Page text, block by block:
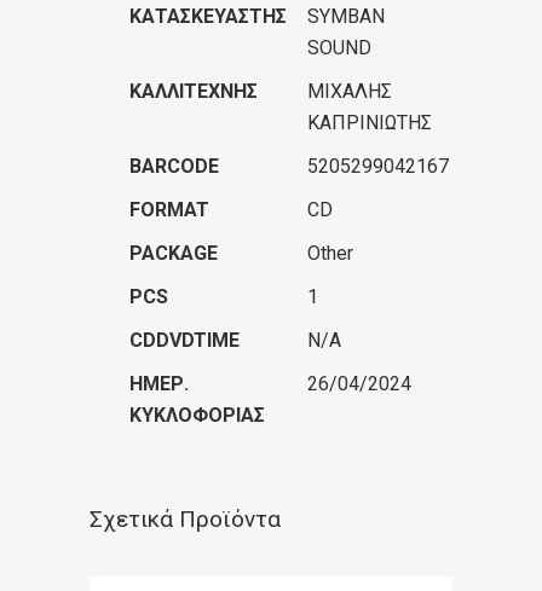
ΚΑΤΑΣΚΕΥΑΣΤΉΣ
SYMBAN
SOUND
ΚΑΛΛΙΤΈΧΝΗΣ
ΜΙΧΑΛΗΣ
ΚΑΠΡΙΝΙΩΤΗΣ
BARCODE
5205299042167
FORMAT
CD
PACKAGE
Other
PCS
1
CDDVDTIME
N/A
ΗΜΕΡ.
ΚΥΚΛΟΦΟΡΊΑΣ
26/04/2024
Σχετικά Προϊόντα